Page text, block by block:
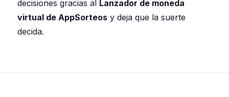
decisiones gracias al Lanzador de moneda
virtual de AppSorteosy deja que la suerte
decida.